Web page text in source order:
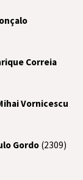
Correia
Vornicescu
Gordo (2309)